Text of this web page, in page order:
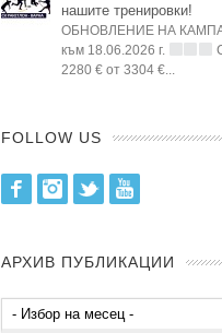
нашите тренировки!
ОБНОВЛЕНИЕ НА
към 18.06.2026 г.
2280 € от 3304 €...
FOLLOW US
FacebookInstagram
Twitter
АРХИВ ПУБЛИКАЦИИ
Архив
публикации